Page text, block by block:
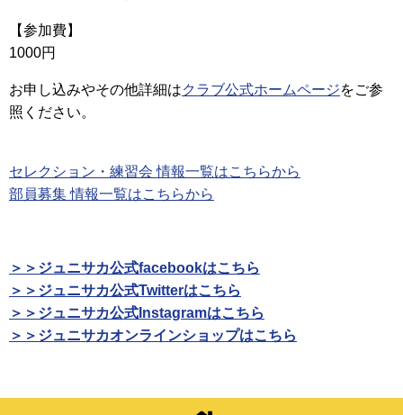
【参加費】
1000円
お申し込みやその他詳細はクラブ公式ホームページをご参
照ください。
セレクション・練習会 情報一覧はこちらから
部員募集 情報一覧はこちらから
＞＞ジュニサカ公式facebookはこちら
＞＞ジュニサカ公式Twitterはこちら
＞＞ジュニサカ公式Instagramはこちら
＞＞ジュニサカオンラインショップはこちら